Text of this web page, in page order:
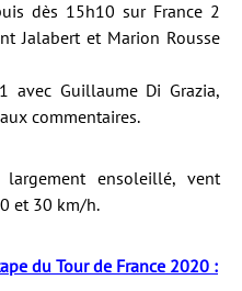
dès 15h10 sur France 2
Jalabert et Marion Rousse
avec Guillaume Di Grazia,
commentaires.
ensoleillé, vent
et 30 km/h.
du Tour de France 2020 :